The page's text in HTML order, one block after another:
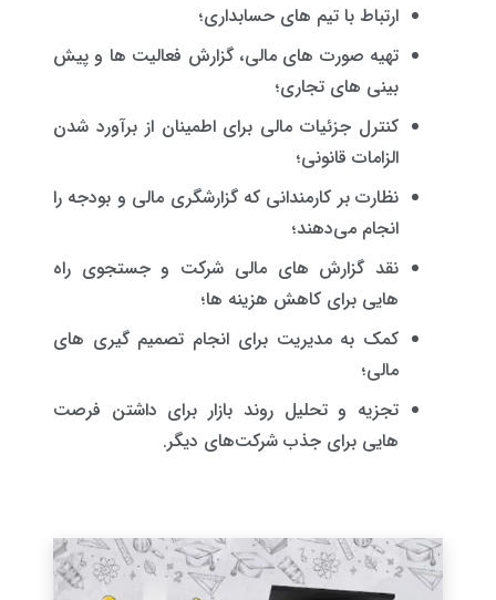
ارتباط با تیم‌ های حسابداری؛
تهیه صورت‌ های مالی، گزارش فعالیت‌ ها و پیش
بینی ‌های تجاری؛
کنترل جزئیات مالی برای اطمینان از برآورد شدن
الزامات قانونی؛
نظارت بر کارمندانی که گزارشگری مالی و بودجه را
انجام می‌دهند؛
نقد گزارش‌ های مالی شرکت و جستجوی راه‌
هایی برای کاهش هزینه‌ ها؛
کمک به مدیریت برای انجام تصمیم ‌گیری‌ های
مالی؛
تجزیه و تحلیل روند بازار برای داشتن فرصت‌
هایی برای جذب شرکت‌های دیگر.